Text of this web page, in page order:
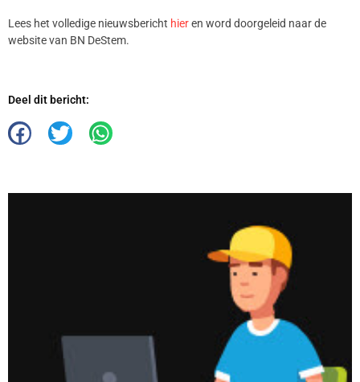
Lees het volledige nieuwsbericht hieren word doorgeleid naar de
website van BN DeStem.
Deel dit bericht: